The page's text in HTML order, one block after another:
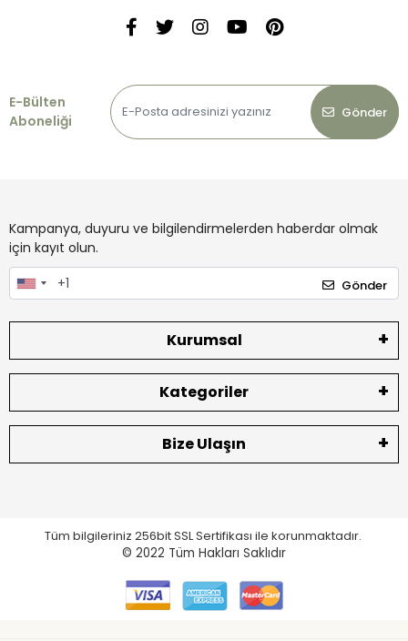
E-Bülten
Aboneliği
Gönder
Kampanya, duyuru ve bilgilendirmelerden haberdar olmak
için kayıt olun.
Gönder
Kurumsal
Kategoriler
Bize Ulaşın
Tüm bilgileriniz 256bit SSL Sertifikası ile korunmaktadır.
© 2022 Tüm Hakları Saklıdır